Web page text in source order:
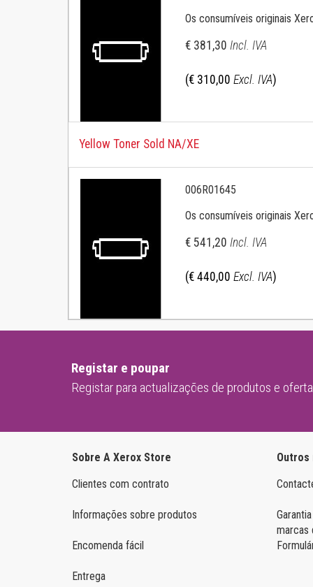
Os consumíveis originais
€ 381,30 Incl. IVA
(€ 310,00 Excl. IVA)
Yellow Toner Sold NA/XE
006R01645
Os consumíveis originais
€ 541,20 Incl. IVA
(€ 440,00 Excl. IVA)
Registar e poupar
Registar para actualizações de produtos e
Sobre A Xerox Store
Clientes com contrato
Informações sobre produtos
Encomenda fácil
Entrega
Outros
marcas